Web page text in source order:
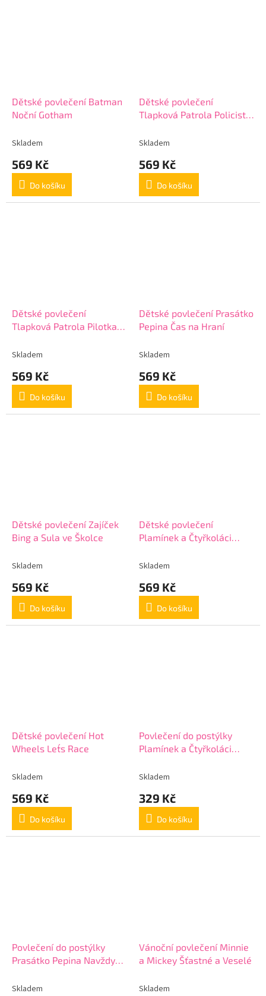
Dětské povlečení Batman
Noční Gotham
Skladem
569 Kč
Do košíku
Dětské povlečení
Tlapková Patrola Policista
Skladem
569 Kč
Do košíku
Dětské povlečení
Tlapková Patrola Pilotka
Skladem
569 Kč
Do košíku
Dětské povlečení Prasátko
Pepina Čas na Hraní
Skladem
569 Kč
Do košíku
Dětské povlečení Zajíček
Bing a Sula ve Školce
Skladem
569 Kč
Do košíku
Dětské povlečení
Plamínek a Čtyřkoláci
Skladem
569 Kč
Do košíku
Dětské povlečení Hot
Wheels Let´s Race
Skladem
569 Kč
Do košíku
Povlečení do postýlky
Plamínek a Čtyřkoláci
Skladem
329 Kč
Do košíku
Povlečení do postýlky
Prasátko Pepina Navždy
Skladem
Vánoční povlečení Minnie
a Mickey Šťastné a Veselé
Skladem